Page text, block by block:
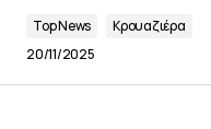
Top News
Κρουαζιέρα
20/11/2025